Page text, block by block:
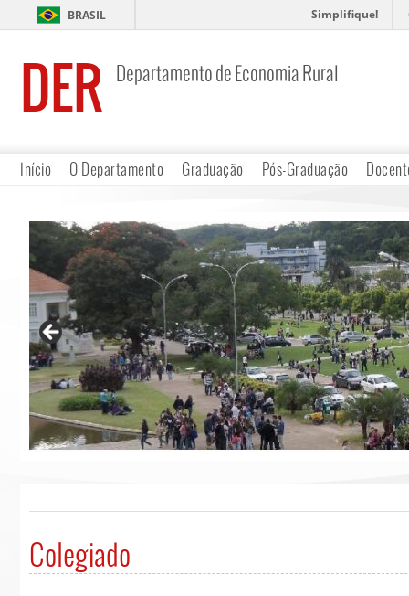
BRASIL Simplifique!
DER Departamento de Economia Rural
Início O Departamento Graduação Pós-Graduação
Colegiado